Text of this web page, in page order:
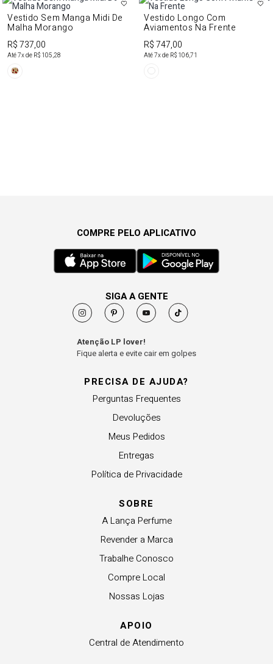
Vestido Sem Manga Midi De
Malha Morango
R$ 737,00
Até7x de R$ 105,28
Vestido Longo Com
Aviamentos Na Frente
R$ 747,00
Até7x de R$ 106,71
PRECISA DE AJUDA?
Perguntas Frequentes
Devoluções
Meus Pedidos
Entregas
Política de Privacidade
SOBRE
A Lança Perfume
Revender a Marca
Trabalhe Conosco
Compre Local
Nossas Lojas
APOIO
Central de Atendimento
COMPRE PELO APLICATIVO
SIGA A GENTE
Atenção LP lover!
Fique alerta e evite cair em golpes